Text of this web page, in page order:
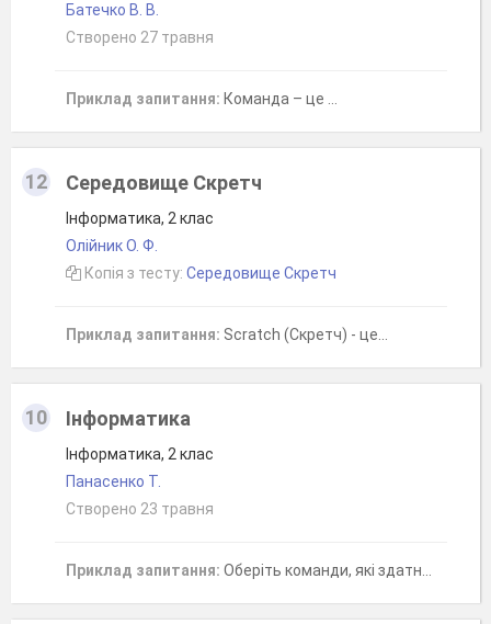
Батечко В. В.
Створено 27 травня
Приклад запитання: Команда – це …
12 Середовище Скретч
Інформатика, 2 клас
Олійник О. Ф.
Копія з тесту: Середовище Скретч
Приклад запитання: Scratch (Скретч) - це...
10 Інформатика
Інформатика, 2 клас
Панасенко Т.
Створено 23 травня
Приклад запитання: Оберіть команди, які здатний виконати виконавець "комп'ютер"